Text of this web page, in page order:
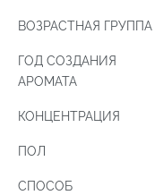
ВОЗРАСТНАЯ ГРУППА
ГОД СОЗДАНИЯ
АРОМАТА
КОНЦЕНТРАЦИЯ
ПОЛ
СПОСОБ